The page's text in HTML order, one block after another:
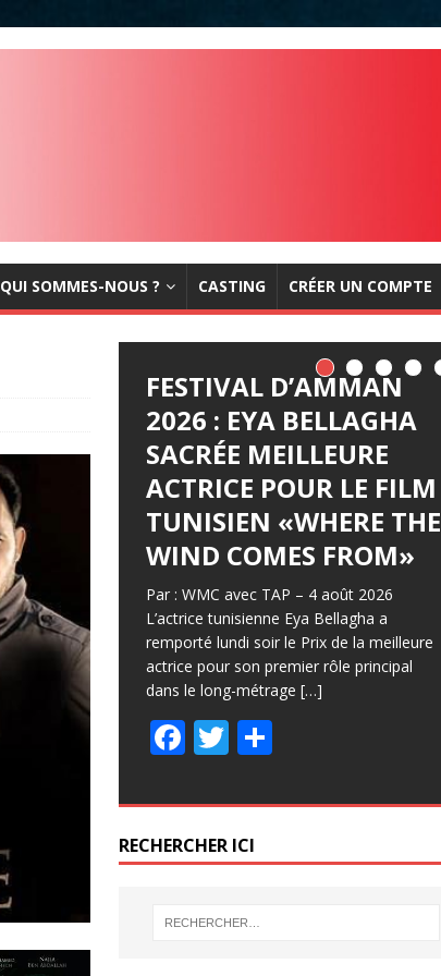
QUI SOMMES-NOUS ? CASTING CRÉER UN COMPTE
FESTIVAL D’AMMAN
2026 : EYA BELLAGHA
SACRÉE MEILLEURE
ACTRICE POUR LE FILM
TUNISIEN «WHERE THE
WIND COMES FROM»
Par : WMC avec TAP – 4 août 2026
L’actrice tunisienne Eya Bellagha a
remporté lundi soir le Prix de la meilleure
actrice pour son premier rôle principal
dans le long-métrage […]
F
e
b
o
o
T
itt
er
P
ta
er
RECHERCHER ICI